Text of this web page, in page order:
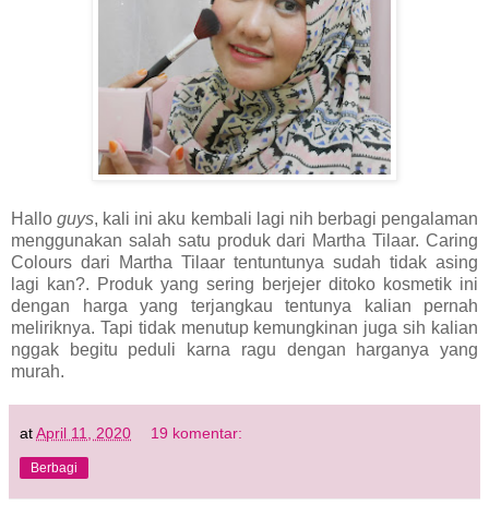
Halloguys, kali ini aku kembali lagi nih berbagi pengalaman
menggunakan salah satu produk dari Martha Tilaar. Caring
Colours dari Martha Tilaar tentuntunya sudah tidak asing
lagi kan?. Produk yang sering berjejer ditoko kosmetik ini
dengan harga yang terjangkau tentunya kalian pernah
meliriknya. Tapi tidak menutup kemungkinan juga sih kalian
nggak begitu peduli karna ragu dengan harganya yang
murah.
atApril 11, 2020 19 komentar:
Berbagi